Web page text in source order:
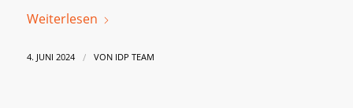
Weiterlesen
4. JUNI 2024 / VON IDP TEAM